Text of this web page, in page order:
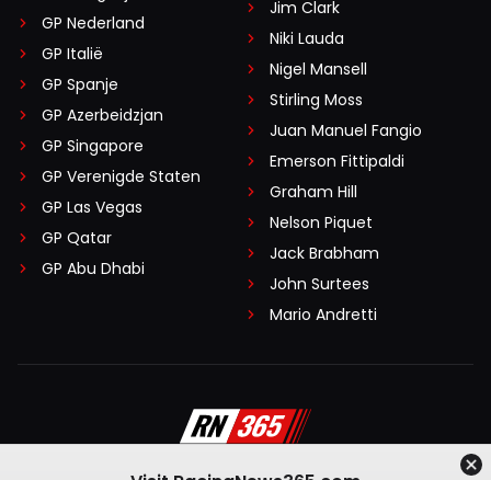
GP Nederland
GP Italië
GP Spanje
GP Azerbeidzjan
GP Singapore
GP Verenigde Staten
GP Las Vegas
GP Qatar
GP Abu Dhabi
Jim Clark
Niki Lauda
Nigel Mansell
Stirling Moss
Juan Manuel Fangio
Emerson Fittipaldi
Graham Hill
Nelson Piquet
Jack Brabham
John Surtees
Mario Andretti